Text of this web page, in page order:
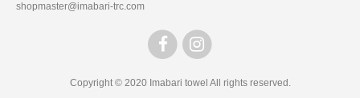
shopmaster@imabari-trc.com
Copyright © 2020 Imabari towel All rights reserved.